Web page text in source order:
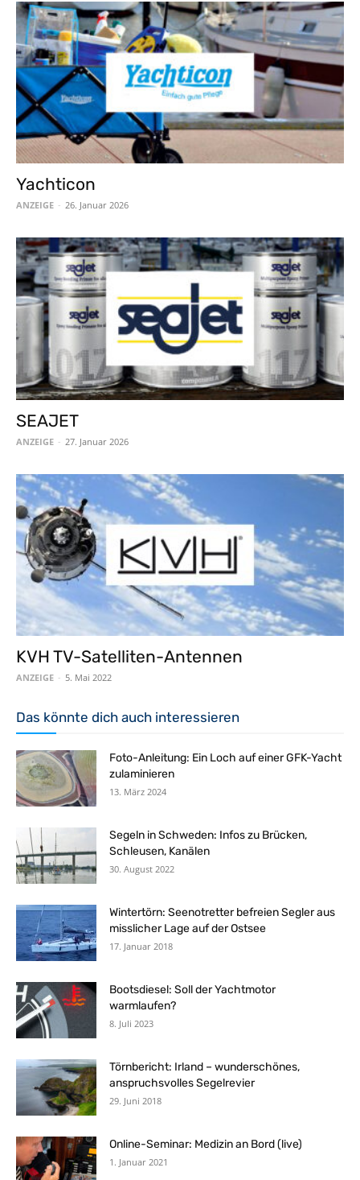
Yachticon
ANZEIGE - 26. Januar 2026
SEAJET
ANZEIGE - 27. Januar 2026
KVH TV-Satelliten-Antennen
ANZEIGE - 5. Mai 2022
Das könnte dich auch interessieren
Foto-Anleitung: Ein Loch auf einer GFK-Yacht
zulaminieren
13. März 2024
Segeln in Schweden: Infos zu Brücken,
Schleusen, Kanälen
30. August 2022
Wintertörn: Seenotretter befreien Segler aus
misslicher Lage auf der Ostsee
17. Januar 2018
Bootsdiesel: Soll der Yachtmotor
warmlaufen?
8. Juli 2023
Törnbericht: Irland – wunderschönes,
anspruchsvolles Segelrevier
29. Juni 2018
Online-Seminar: Medizin an Bord (live)
1. Januar 2021